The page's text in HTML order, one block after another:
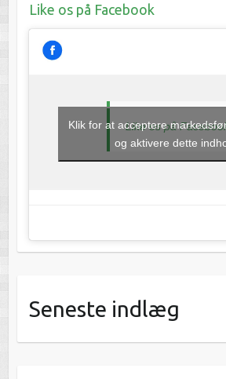
Like os på Facebook
Like os på
Klik for at acceptere
og aktivere dette
Seneste indlæg